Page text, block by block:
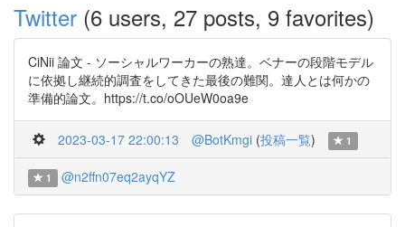
Twitter (6 users, 27 posts, 9 favorites)
CiNii 論文 - ソーシャルワーカーの熟達。ベナーの段階モデル
に依拠し継続的調査をしてきた最後の難関。達人とは何かの
準備的論文。https://t.co/oOUeW0oa9e
2023-03-17 22:00:13 @BotKmgi (投稿一覧) 1
1 @n2ffn07eq2ayqYZ